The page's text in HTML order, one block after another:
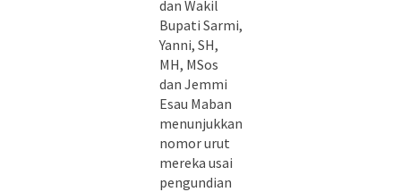
dan Wakil
Bupati Sarmi,
Yanni, SH,
MH, MSos
dan Jemmi
Esau Maban
menunjukkan
nomor urut
mereka usai
pengundian